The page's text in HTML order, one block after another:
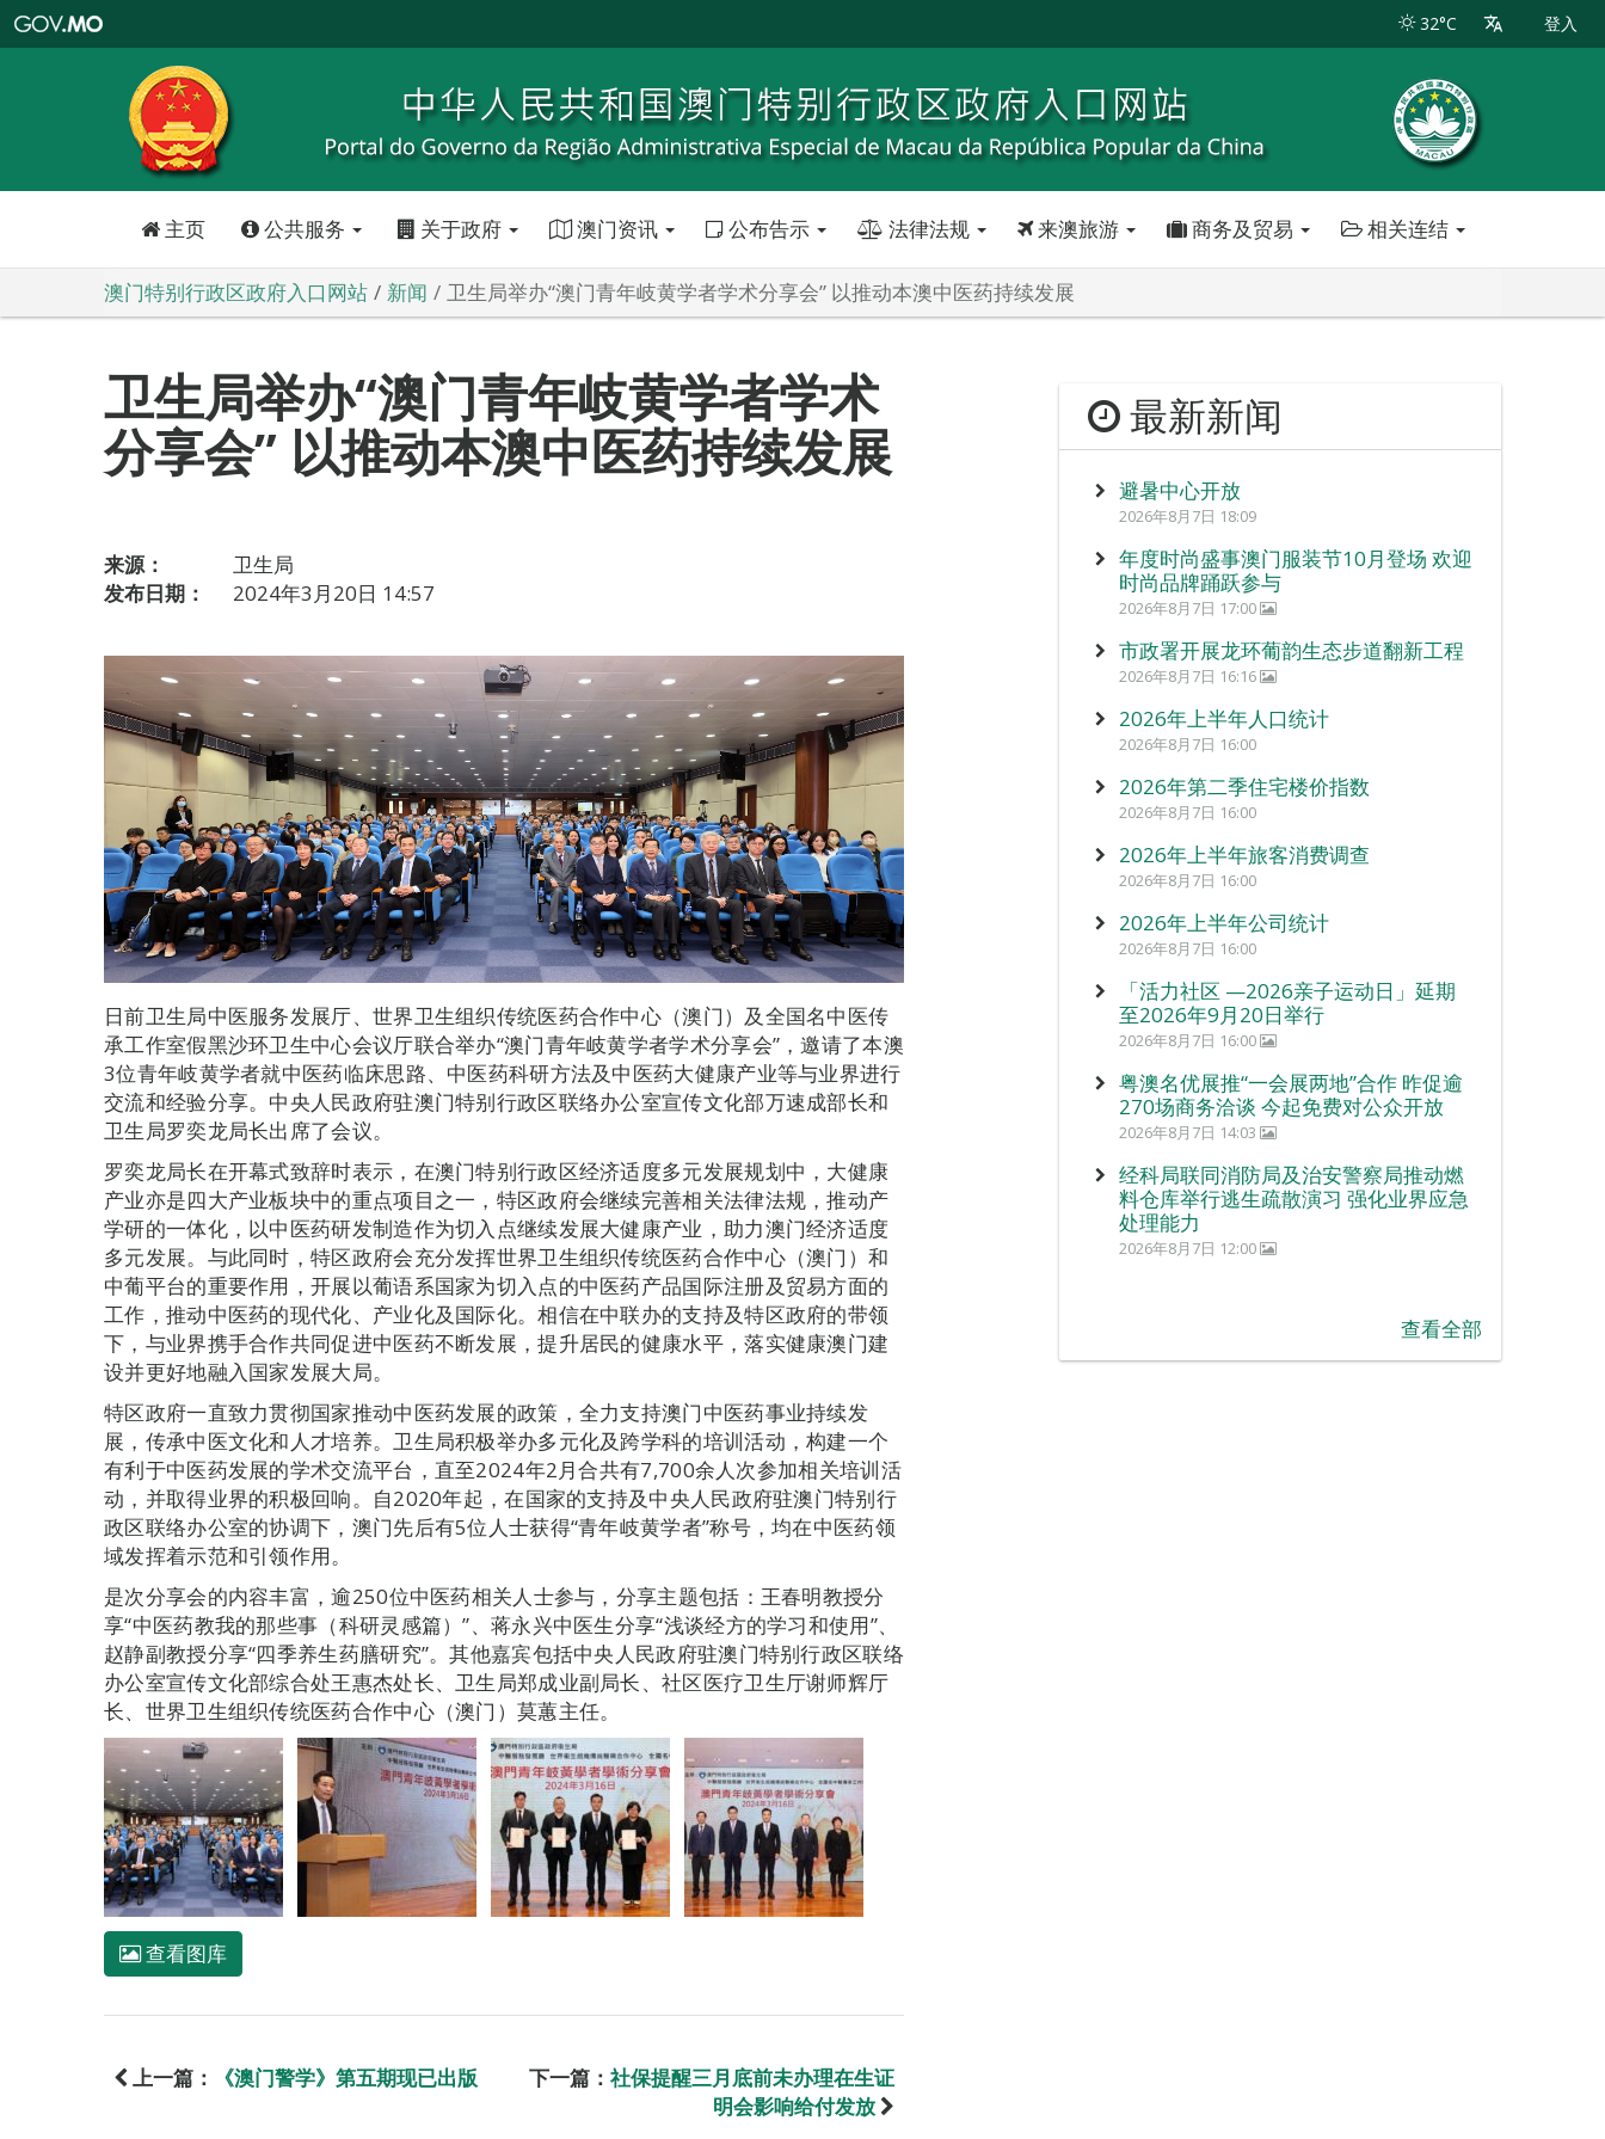
特
政
区
政
口
32°C 登入
主页 公共服务 关于政府 澳门资讯 公布告示 法律法规 来澳旅游 商务及贸易 相关连结
澳门特别行政区政府入口网站 新闻 卫生局举办“澳门青年岐黄学者学术分享会” 以推动本澳中医药持续发展
卫生局举办“澳门青年岐黄学者学术
分享会” 以推动本澳中医药持续发展
来源：
卫生局
发布日期：
2024年3月20日 14:57
日前卫生局中医服务发展厅、世界卫生组织传统医药合作中心（澳门）及全国名中医传
承工作室假黑沙环卫生中心会议厅联合举办“澳门青年岐黄学者学术分享会”，邀请了本澳
3位青年岐黄学者就中医药临床思路、中医药科研方法及中医药大健康产业等与业界进行
交流和经验分享。中央人民政府驻澳门特别行政区联络办公室宣传文化部万速成部长和
卫生局罗奕龙局长出席了会议。
罗奕龙局长在开幕式致辞时表示，在澳门特别行政区经济适度多元发展规划中，大健康
产业亦是四大产业板块中的重点项目之一，特区政府会继续完善相关法律法规，推动产
学研的一体化，以中医药研发制造作为切入点继续发展大健康产业，助力澳门经济适度
多元发展。与此同时，特区政府会充分发挥世界卫生组织传统医药合作中心（澳门）和
中葡平台的重要作用，开展以葡语系国家为切入点的中医药产品国际注册及贸易方面的
工作，推动中医药的现代化、产业化及国际化。相信在中联办的支持及特区政府的带领
下，与业界携手合作共同促进中医药不断发展，提升居民的健康水平，落实健康澳门建
设并更好地融入国家发展大局。
特区政府一直致力贯彻国家推动中医药发展的政策，全力支持澳门中医药事业持续发
展，传承中医文化和人才培养。卫生局积极举办多元化及跨学科的培训活动，构建一个
有利于中医药发展的学术交流平台，直至2024年2月合共有7,700余人次参加相关培训活
动，并取得业界的积极回响。自2020年起，在国家的支持及中央人民政府驻澳门特别行
政区联络办公室的协调下，澳门先后有5位人士获得“青年岐黄学者”称号，均在中医药领
域发挥着示范和引领作用。
是次分享会的内容丰富，逾250位中医药相关人士参与，分享主题包括：王春明教授分
享“中医药教我的那些事（科研灵感篇）”、蒋永兴中医生分享“浅谈经方的学习和使用”、
赵静副教授分享“四季养生药膳研究”。其他嘉宾包括中央人民政府驻澳门特别行政区联络
办公室宣传文化部综合处王惠杰处长、卫生局郑成业副局长、社区医疗卫生厅谢师辉厅
长、世界卫生组织传统医药合作中心（澳门）莫蕙主任。
查看图库
上一篇： 《澳门警学》第五期现已出版 下一篇： 社保提醒三月底前未办理在生证
明会影响给付发放
最新新闻
避暑中心开放
2026年8月7日 18:09
年度时尚盛事澳门服装节10月登场 欢迎
时尚品牌踊跃参与
2026年8月7日 17:00
市政署开展龙环葡韵生态步道翻新工程
2026年8月7日 16:16
2026年上半年人口统计
2026年8月7日 16:00
2026年第二季住宅楼价指数
2026年8月7日 16:00
2026年上半年旅客消费调查
2026年8月7日 16:00
2026年上半年公司统计
2026年8月7日 16:00
「活力社区 —2026亲子运动日」延期
至2026年9月20日举行
2026年8月7日 16:00
粤澳名优展推“一会展两地”合作 昨促逾
270场商务洽谈 今起免费对公众开放
2026年8月7日 14:03
经科局联同消防局及治安警察局推动燃
料仓库举行逃生疏散演习 强化业界应急
处理能力
2026年8月7日 12:00
查看全部